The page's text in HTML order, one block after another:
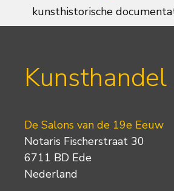
kunsthistorische
De Salons van de 19e Eeuw
Notaris Fischerstraat 30
6711 BD Ede
Nederland